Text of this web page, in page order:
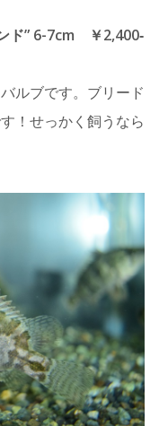
ド” 6-7cm ￥2,400‐
ルブです。ブリード
！せっかく飼うなら